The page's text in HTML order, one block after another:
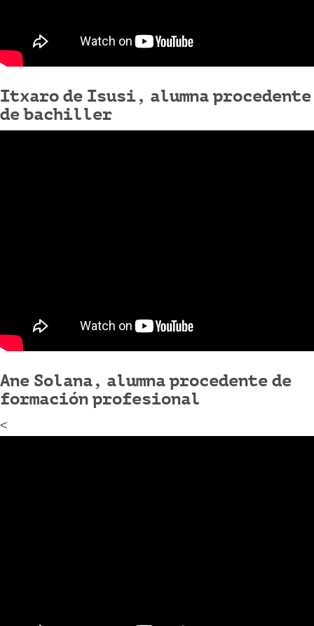
Itxaro de Isusi, alumna procedente
de bachiller
Ane Solana, alumna procedente de
formación profesional
<